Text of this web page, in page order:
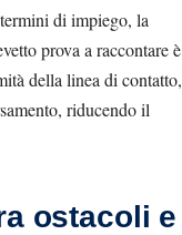
di impiego, la
prova a raccontare è
della linea di contatto,
riducendo il
ostacoli e